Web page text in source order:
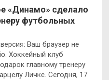
«Динамо» сделало
футбольных
Ваш браузер не
Хоккейный клуб
главному тренеру
Личке. Сегодня, 17